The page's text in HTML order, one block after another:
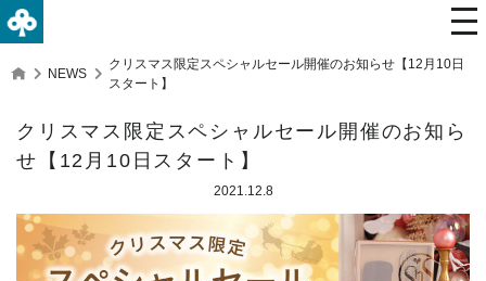
NEWS
クリスマス限定スペシャルセール開催のお知らせ【12月10日
スタート】
クリスマス限定スペシャルセール開催のお知ら
せ【12月10日スタート】
2021.12.8